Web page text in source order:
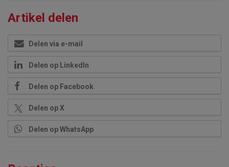
Artikel delen
Delen via e-mail
Delen op LinkedIn
Delen op Facebook
Delen op X
Delen op WhatsApp